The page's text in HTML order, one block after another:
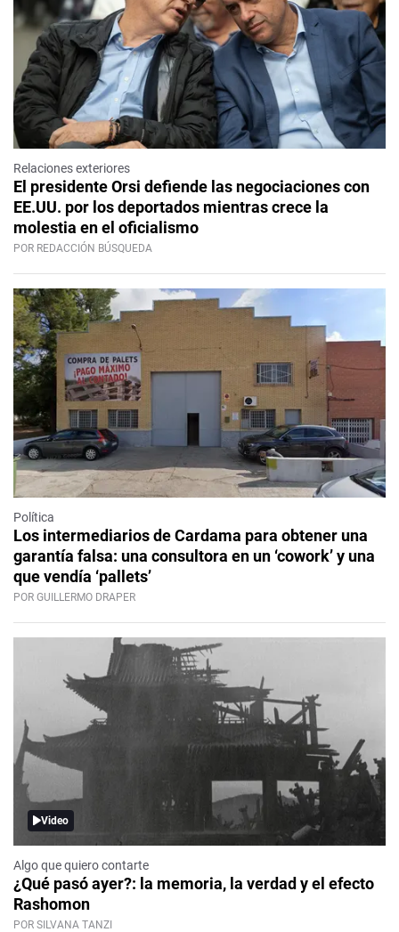
Relaciones exteriores
El presidente Orsi defiende las negociaciones con
EE.UU. por los deportados mientras crece la
molestia en el oficialismo
POR REDACCIÓN BÚSQUEDA
Política
Los intermediarios de Cardama para obtener una
garantía falsa: una consultora en un ‘cowork’ y una
que vendía ‘pallets’
POR GUILLERMO DRAPER
Video
Algo que quiero contarte
¿Qué pasó ayer?: la memoria, la verdad y el efecto
Rashomon
POR SILVANA TANZI